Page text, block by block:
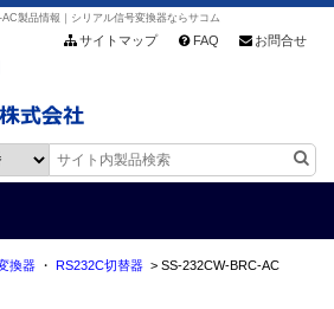
製品情報｜シリアル信号変換器ならサコム
サイトマップ FAQ お問合せ
HOME
換器・ RS232C切替器> SS-232CW-BRC-AC